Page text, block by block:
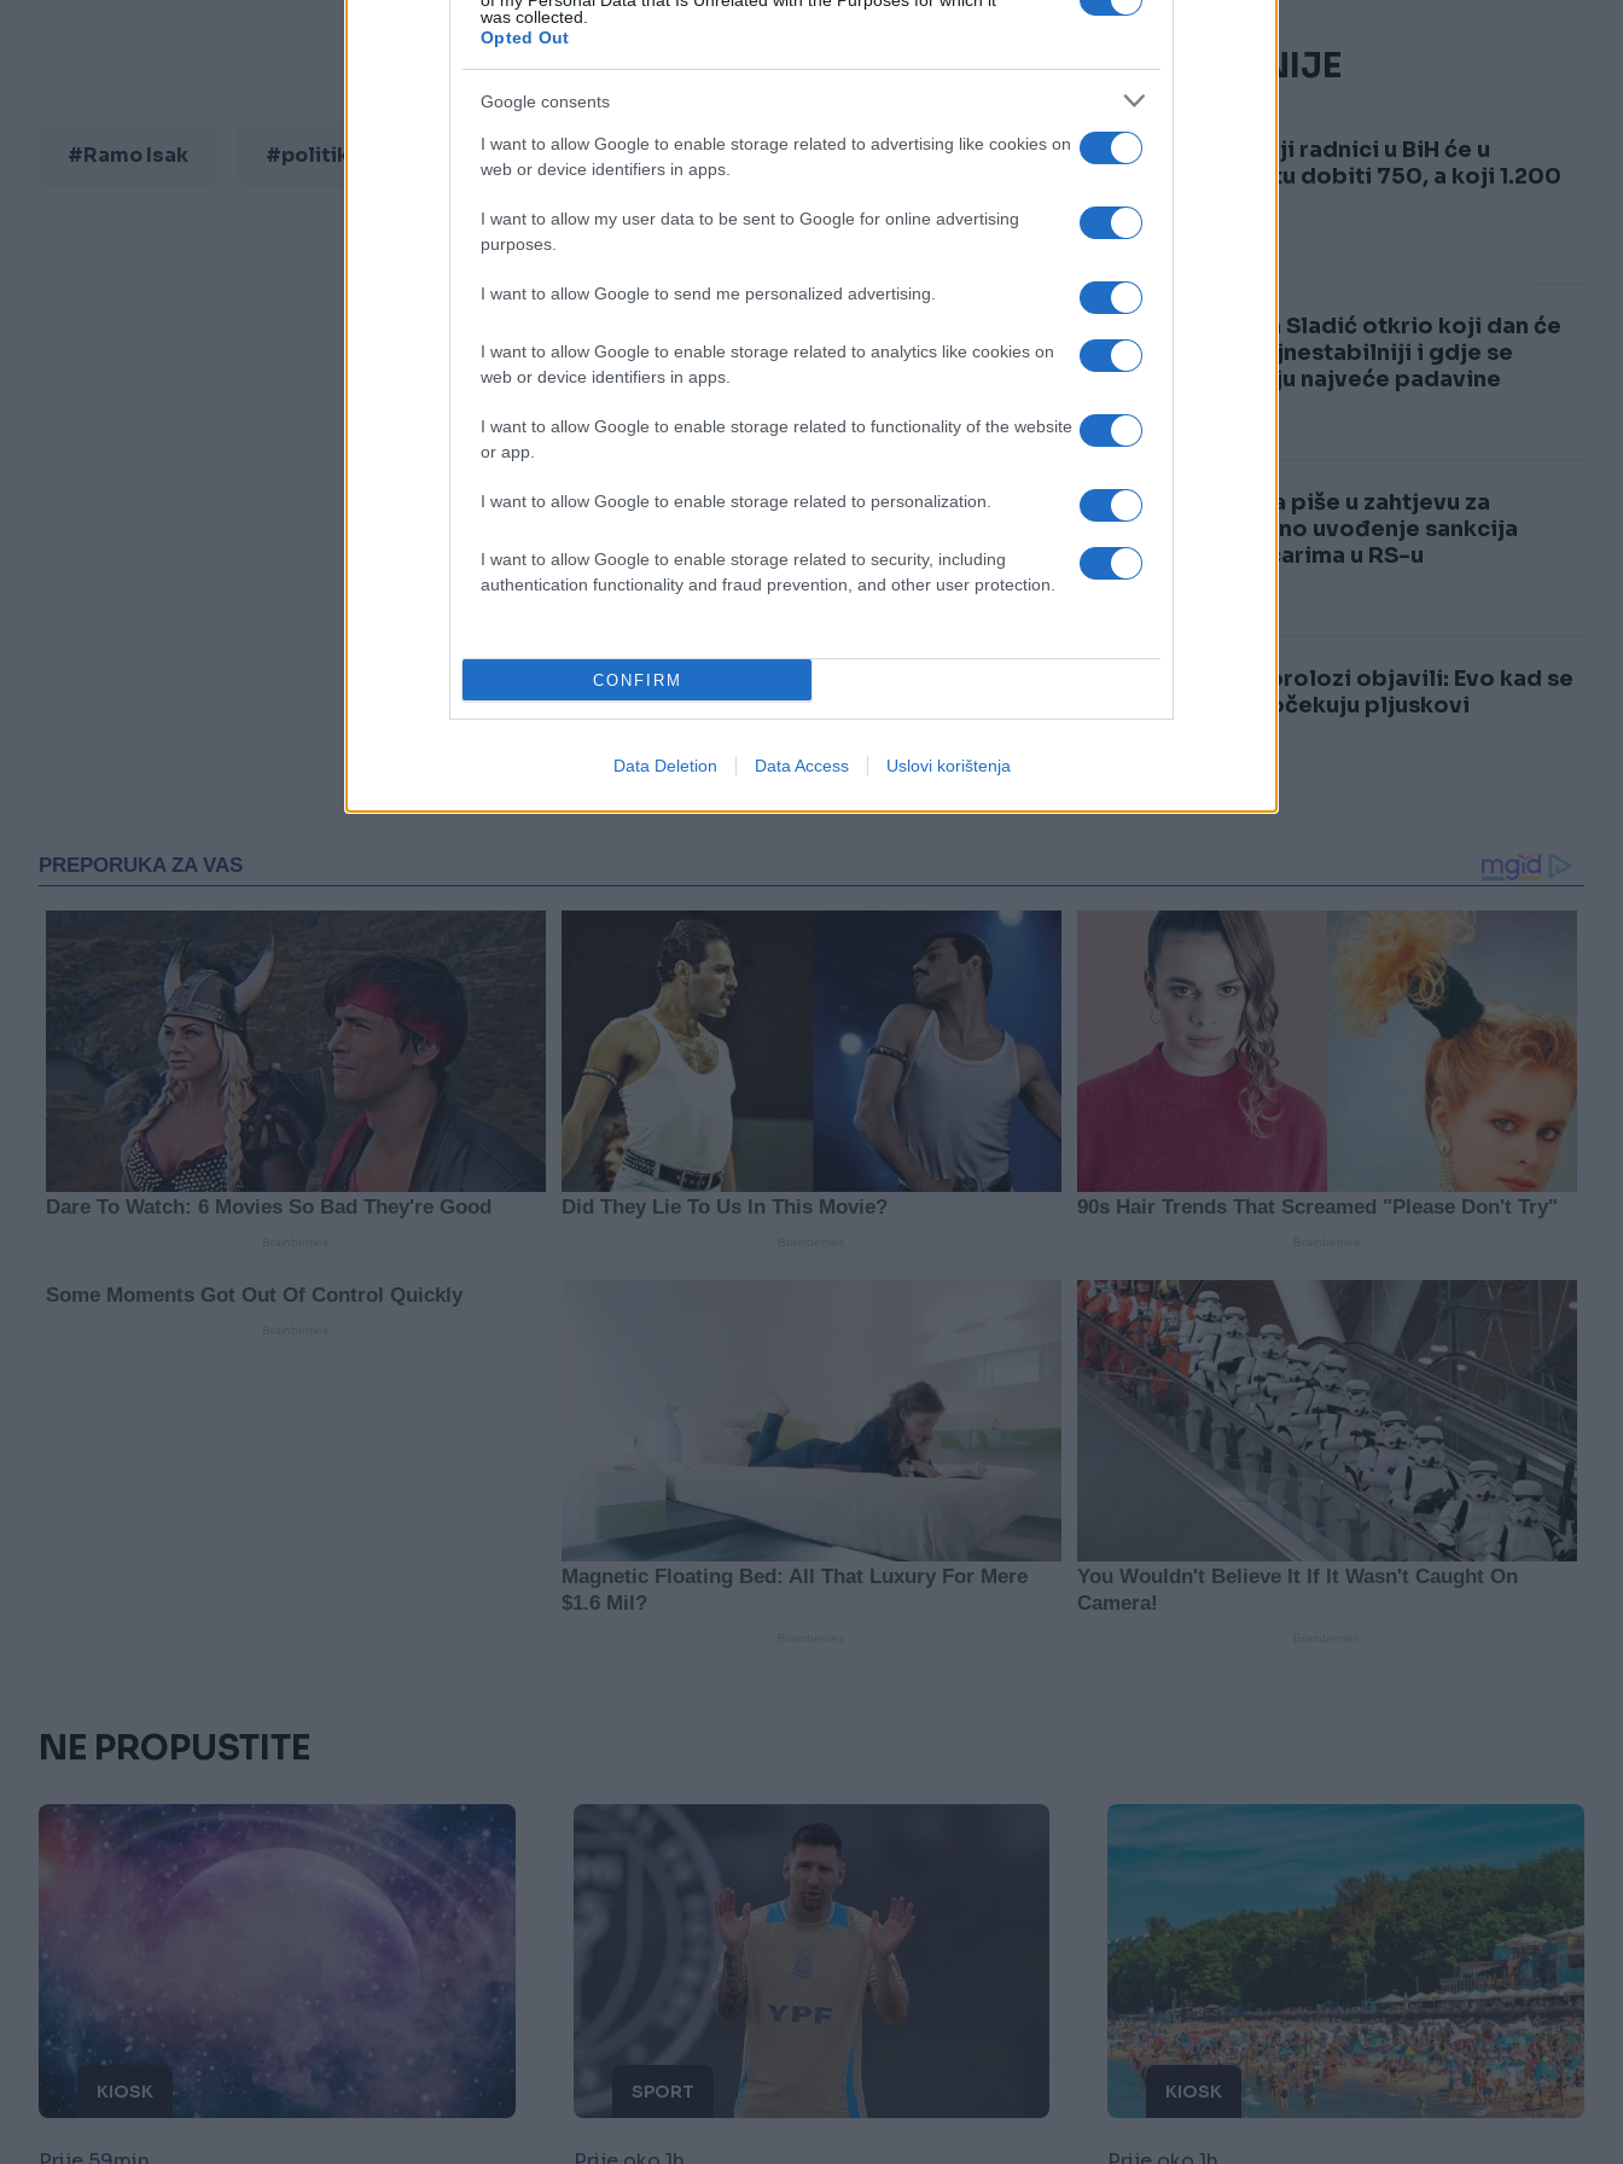
was collected.
Opted Out
Google consents
I want to allow Google to enable storage related to advertising like cookies on
web or device identifiers in apps.
I want to allow my user data to be sent to Google for online advertising
purposes.
I want to allow Google to send me personalized advertising.
I want to allow Google to enable storage related to analytics like cookies on
web or device identifiers in apps.
I want to allow Google to enable storage related to functionality of the website
or app.
I want to allow Google to enable storage related to personalization.
I want to allow Google to enable storage related to security, including
authentication functionality and fraud prevention, and other user protection.
CONFIRM
Data Deletion Data Access Uslovi korištenja
#Ramo Isak #politika
NAJČITANIJE
1
Evo koji radnici u BiH će u
avgustu dobiti 750, a koji 1.200
2
Nedim Sladić otkrio koji dan će
biti najnestabilniji i gdje se
očekuju najveće padavine
3
Evo šta piše u zahtjevu za
ponovno uvođenje sankcija
političarima u RS-u
4
Meteorolozi objavili: Evo kad se
u BiH očekuju pljuskovi
NE PROPUSTITE
KIOSK SPORT KIOSK